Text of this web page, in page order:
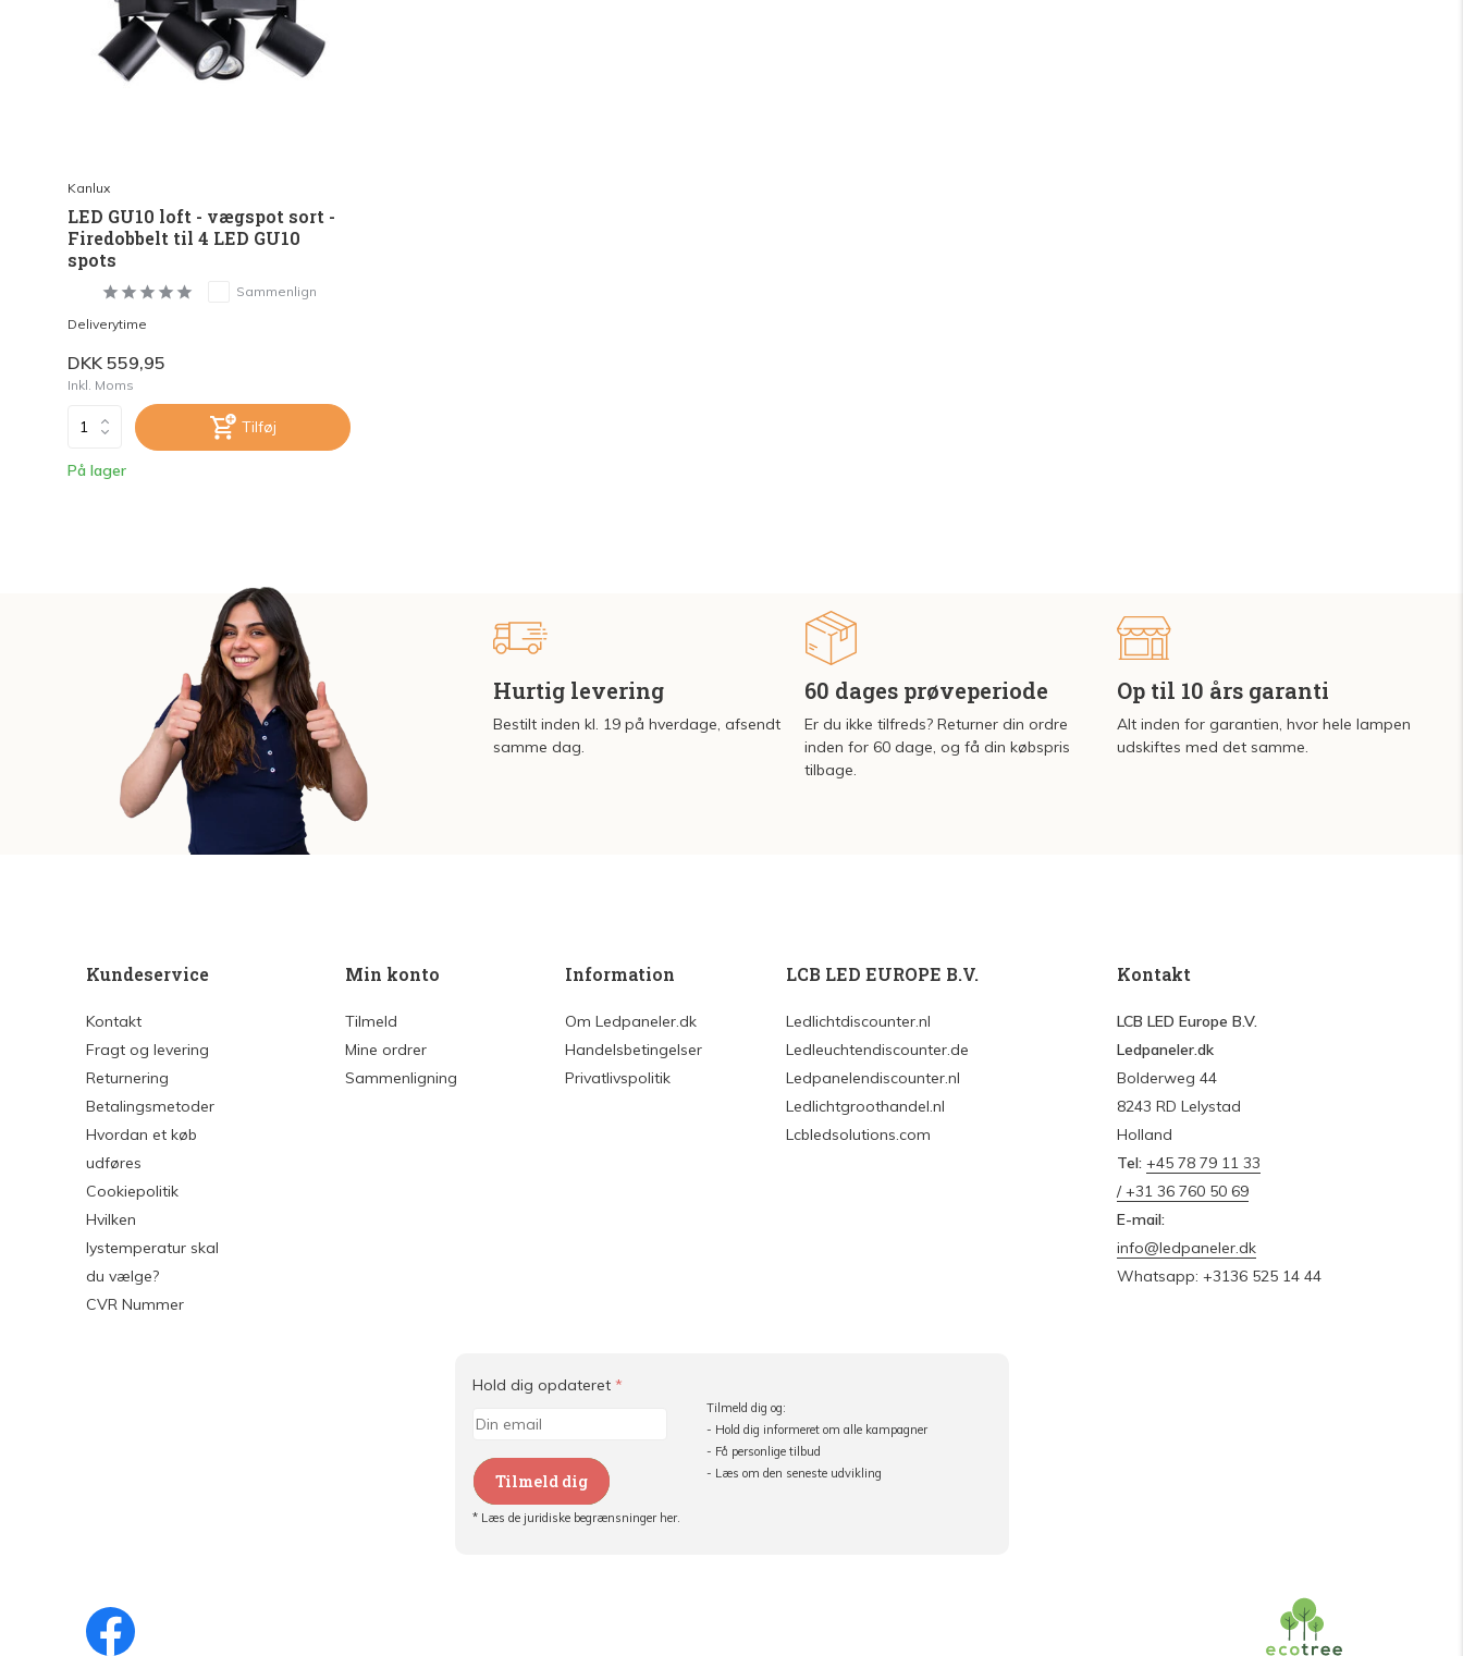
Kanlux
LED GU10 loft - vægspot sort -
Firedobbelt til 4 LED GU10
spots
Sammenlign
Deliverytime
DKK 559,95
Inkl. Moms
Tilføj
På lager
Hurtig levering
Bestilt inden kl. 19 på hverdage, afsendt
samme dag.
60 dages prøveperiode
Er du ikke tilfreds? Returner din ordre
inden for 60 dage, og få din købspris
tilbage.
Op til 10 års garanti
Alt inden for garantien, hvor hele lampen
udskiftes med det samme.
Kundeservice
Kontakt
Fragt og levering
Returnering
Betalingsmetoder
Hvordan et køb
udføres
Cookiepolitik
Hvilken
lystemperatur skal
du vælge?
CVR Nummer
Min konto
Tilmeld
Mine ordrer
Sammenligning
Information
Om Ledpaneler.dk
Handelsbetingelser
Privatlivspolitik
LCB LED EUROPE B.V.
Ledlichtdiscounter.nl
Ledleuchtendiscounter.de
Ledpanelendiscounter.nl
Ledlichtgroothandel.nl
Lcbledsolutions.com
Kontakt
LCB LED Europe B.V.
Ledpaneler.dk
Bolderweg 44
8243 RD Lelystad
Holland
Tel: +45 78 79 11 33
/ +31 36 760 50 69
E-mail:
info@ledpaneler.dk
Whatsapp: +3136 525 14 44
Hold dig opdateret *
Tilmeld dig
* Læs de juridiske begrænsninger her.
Tilmeld dig og:
- Hold dig informeret om alle kampagner
- Få personlige tilbud
- Læs om den seneste udvikling